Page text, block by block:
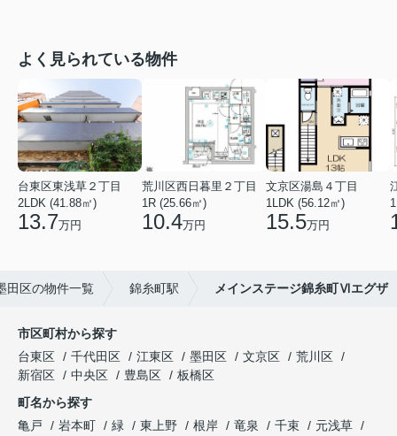
よく見られている物件
台東区東浅草２丁目
2LDK (41.88㎡)
13.7万円
荒川区西日暮里２丁目
1R (25.66㎡)
10.4万円
文京区湯島４丁目
1LDK (56.12㎡)
15.5万円
田区の物件一覧 錦糸町駅 メインステージ錦糸町Ⅵエグザ
市区町村から探す
台東区
千代田区 江東区 墨田区 文京区
荒川区
新宿区
中央区 豊島区
板橋区
町名から探す
亀戸
岩本町 緑 東上野 根岸 竜泉 千束
元浅草